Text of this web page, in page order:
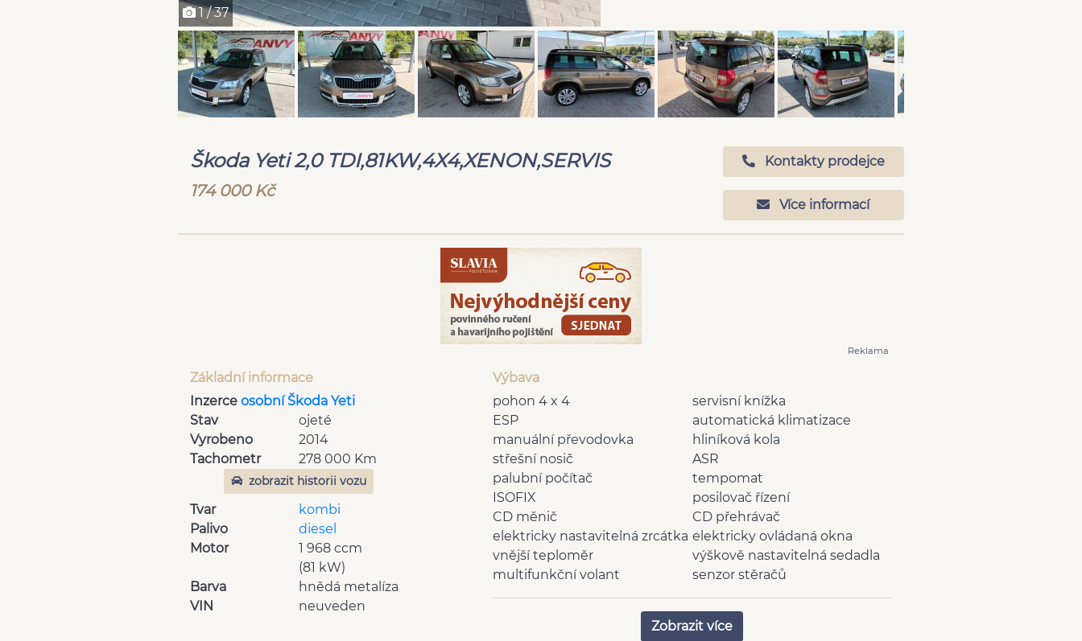
1 / 37
Škoda Yeti 2,0 TDI,81KW,4X4,XENON,SERVIS
174 000 Kč
Kontakty prodejce
Více informací
Reklama
Základní informace
Inzerce osobní Škoda Yeti
Stav
ojeté
Vyrobeno
2014
Tachometr
278 000 Km
zobrazit historii vozu
Tvar
kombi
Palivo
diesel
Motor
1 968 ccm
(81 kW)
Barva
hnědá metalíza
VIN
neuveden
Výbava
servisní knížka
pohon 4 x 4
automatická klimatizace
ESP
hliníková kola
manuální převodovka
ASR
střešní nosič
tempomat
palubní počítač
posilovač řízení
ISOFIX
CD přehrávač
CD měnič
elektricky ovládaná okna
elektricky nastavitelná zrcátka
výškově nastavitelná sedadla
vnější teploměr
senzor stěračů
multifunkční volant
dělená zadní sedadla
nastavitelný volant
tónovaná skla
LED denní svícení
Zobrazit více